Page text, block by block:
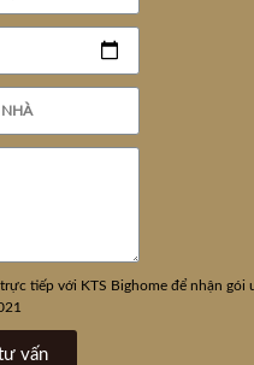
tiếp với KTS Bighome để nhận gói
vấn